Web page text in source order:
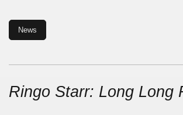
News
Ringo Starr: Long Long